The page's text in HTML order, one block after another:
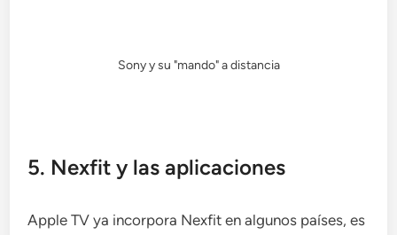
Sony y su "mando" a distancia
5. Nexfit y las aplicaciones
Apple TV ya incorpora Nexfit en algunos países, es